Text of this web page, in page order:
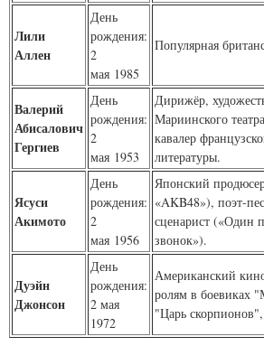
Лили
Аллен
День
рождения:
2
мая 1985
Популярная
Валерий
Абисалович
Гергиев
День
рождения:
2
мая 1953
Дирижёр,
Мариинского
кавалер
литературы.
Ясуси
Акимото
День
рождения:
2
мая 1956
Японский
«AKB48»), поэт-
сценарист («Один
звонок»).
Дуэйн
Джонсон
День
рождения:
2 мая
1972
Американский
ролям в боевиках
"Царь